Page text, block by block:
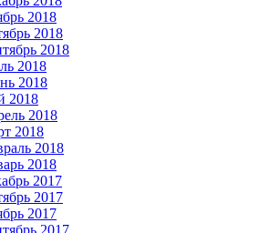
2018
2018
2018
2018
2018
2018
2018
2018
2018
2018
2017
2017
2017
2017